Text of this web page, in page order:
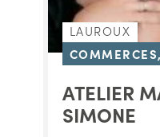
LAUROUX
ATELIER
SIMONE